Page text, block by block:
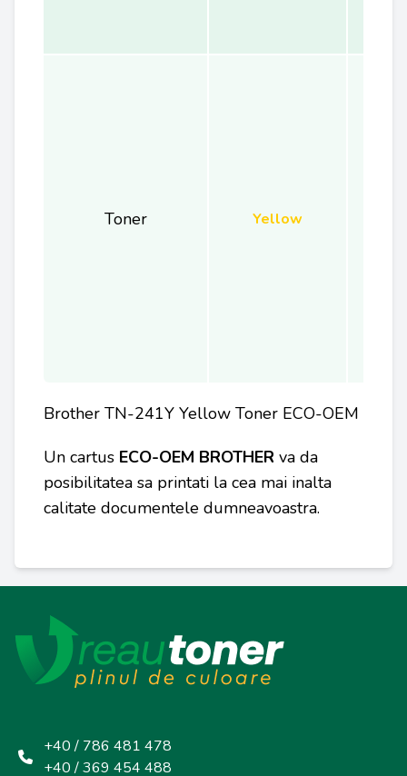
Toner Yellow
Brother TN-241Y Yellow Toner ECO-OEM
Un cartus ECO-OEM BROTHER va da
posibilitatea sa printati la cea mai inalta
calitate documentele dumneavoastra.
+40 / 786 481 478
+40 / 369 454 488